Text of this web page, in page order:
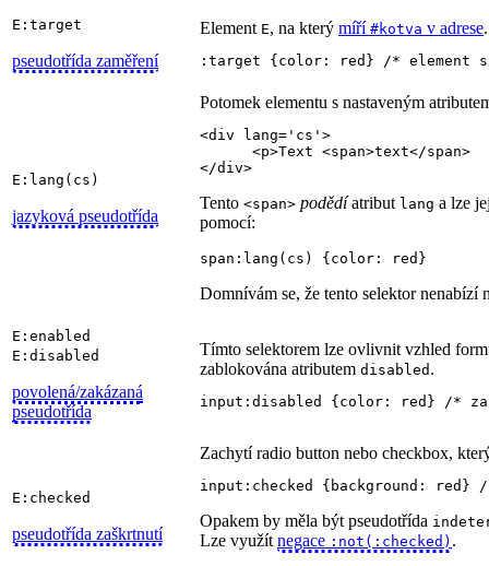
E:target
pseudotřída zaměření
Element E, na který míří #kotva v adrese.
:target {color: red} /* element s
E:lang(cs)
jazyková pseudotřída
Potomek elementu s nastaveným
<div lang='cs'>
      <p>Text <span>text</span>
</div>
Tento <span> podědíatribut lang a lze
pomocí:
span:lang(cs) {color: red}
Domnívám se, že tento selektor nenabízí
E:enabled
E:disabled
povolená/zakázaná
pseudotřída
Tímto selektorem lze ovlivnit vzhled
zablokována atributem disabled .
input:disabled {color: red} /*
E:checked
pseudotřída zaškrtnutí
Zachytí radio button nebo checkbox,
input:checked {background: red}
Opakem by měla být pseudotřída
Lze využít negace :not(:checked) .